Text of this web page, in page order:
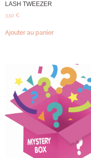
LASH TWEEZER
3,50 €
Ajouter au panier